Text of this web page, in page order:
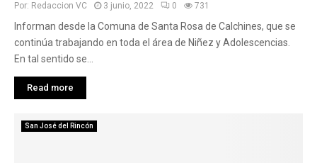
Por: Redaccion VC 3 junio, 2022 0 731
Informan desde la Comuna de Santa Rosa de Calchines, que se
continúa trabajando en toda el área de Niñez y Adolescencias.
En tal sentido se...
Read more
San José del Rincón